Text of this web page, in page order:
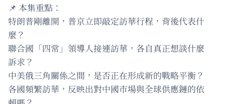
📌 本集重點：
特朗普剛離開，普京立即敲定訪華行程，背後代表什
麼？
聯合國「四常」領導人接連訪華，各自真正想談什麼
訴求？
中美俄三角關係之間，是否正在形成新的戰略平衡？
各國頻繁訪華，反映出對中國市場與全球供應鏈的依